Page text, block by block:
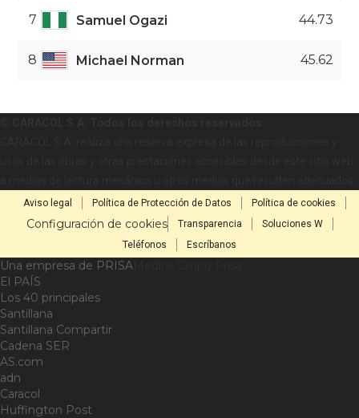
7 Samuel Ogazi 44.73
8 Michael Norman 45.62
Aviso legal Política de Protección de Datos Política de cookies
Configuración de cookies Transparencia
Soluciones W
Teléfonos
Escríbanos
Una empresa de PRISA
El PAÍS
Los 40 principales
Santillana
Santillana Compartir
Cadena SER
AS.com
adn
Caracol
Huffington Post